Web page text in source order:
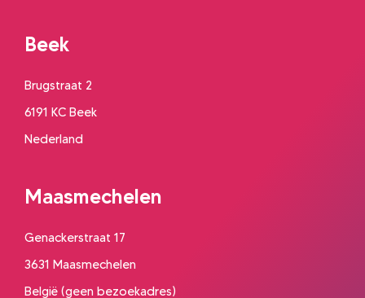
Beek
Brugstraat 2
6191 KC Beek
Nederland
Maasmechelen
Genackerstraat 17
3631 Maasmechelen
België (geen bezoekadres)